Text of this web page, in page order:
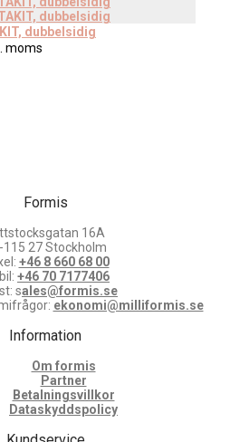
dubbelsidig
moms
Formis
16A
115 27 Stockholm
+46 8 660 68 00
+46 70 7177406
sales@formis.se
ekonomi@milliformis.se
Information
Om formis
Partner
Betalningsvillkor
Dataskyddspolicy